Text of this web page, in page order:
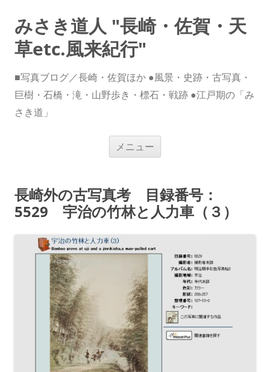
みさき道人 "長崎・佐賀・天
草etc.風来紀行"
■写真ブログ／長崎・佐賀ほか ●風景・史跡・古写真・
巨樹・石橋・滝・山野歩き・標石・戦跡 ●江戸期の「み
さき道」
メニュー
ス
キ
ッ
プ
長崎外の古写真考 目録番号：
5529 宇治の竹林と人力車（３）